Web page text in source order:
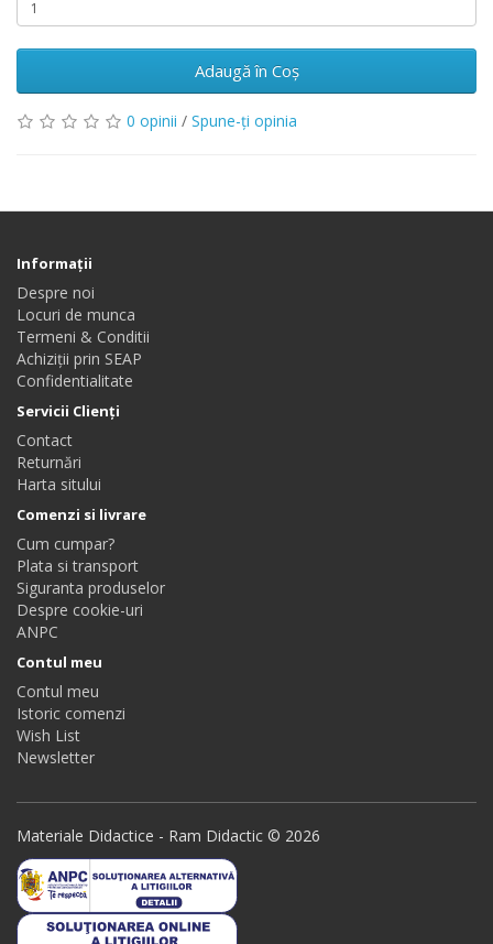
Adaugă în Coş
0 opinii / Spune-ţi opinia
Informaţii
Despre noi
Locuri de munca
Termeni & Conditii
Achiziții prin SEAP
Confidentialitate
Servicii Clienţi
Contact
Returnări
Harta sitului
Comenzi si livrare
Cum cumpar?
Plata si transport
Siguranta produselor
Despre cookie-uri
ANPC
Contul meu
Contul meu
Istoric comenzi
Wish List
Newsletter
Materiale Didactice - Ram Didactic © 2026